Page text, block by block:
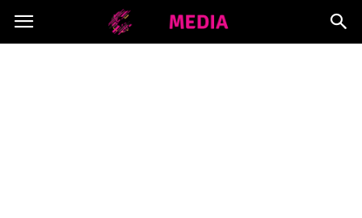
Copymedia.pl